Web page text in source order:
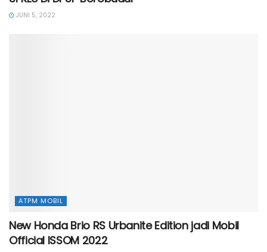
JUNI 5, 2022
ATPM MOBIL
New Honda Brio RS Urbanite Edition jadi Mobil
Official ISSOM 2022